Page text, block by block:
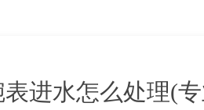
进水怎么处理(